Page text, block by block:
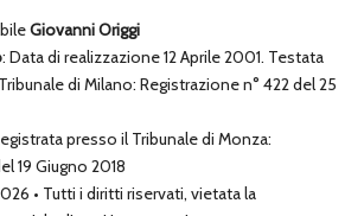
Giovanni Origgi
: Data di realizzazione 12 Aprile 2001. Testata
di Milano: Registrazione n° 422 del 25
presso il Tribunale di Monza:
19 Giugno 2018
• Tutti i diritti riservati, vietata la